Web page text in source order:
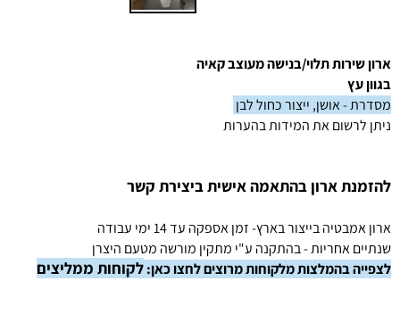
ארון שירות תלוי/בנישה מעוצבקאיה
בגוון עץ
מסדרת - אושן, ייצור כחול לבן
ניתן לרשום את המידות בהערות
להזמנת ארון בהתאמה אישית ביצירת קשר
ארון אמבטיה בייצור בארץ- זמן אספקה עד 14 ימי עבודה
שנתיים אחריות - בהתקנה ע"י מתקין מורשה מטעם היצרן
לצפייה בהמלצות מלקוחות מרוצים לחצו כאן:לקוחות ממליצים